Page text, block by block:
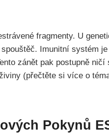
fragmenty. U
Imunitní systém
zánět pak postupně
(přečtěte si více o
Pokynů